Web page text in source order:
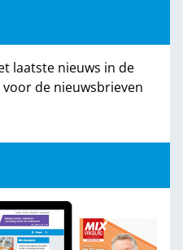
laatste nieuws in de
de nieuwsbrieven